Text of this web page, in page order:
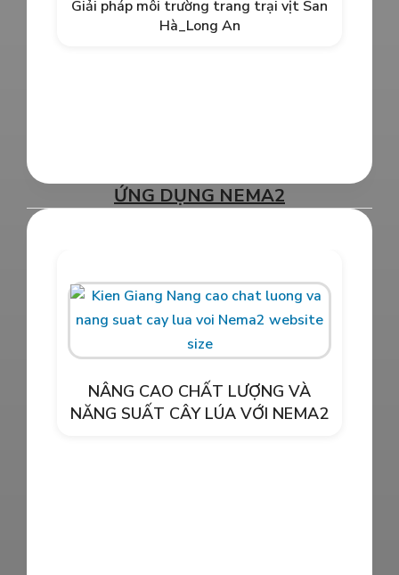
Giải pháp môi trường trang trại vịt San
Hà_Long An
Xử lý môi trường trang trại heo Tây
Hòa- Phú Yên
ỨNG DỤNG NEMA2
LƯỢNG ĐẤT VƯỜN CANH TÁC
THUẦN HỮU CƠ CÙNG NEMA2
NÂNG CAO CHẤT LƯỢNG VÀ
NĂNG SUẤT CÂY LÚA VỚI NEMA2